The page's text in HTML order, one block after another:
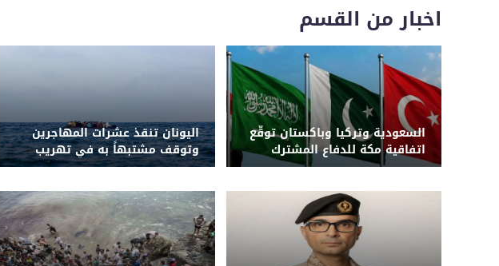
اخبار من القسم
السعودية وتركيا وباكستان توقّع
اتفاقية مكة للدفاع المشترك
اليونان تنقذ عشرات المهاجرين
وتوقف مشتبهاً به في تهريب